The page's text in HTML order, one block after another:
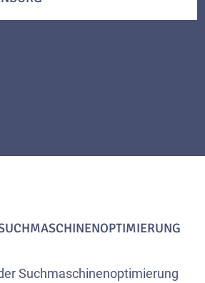
Suchmaschinenoptimierung